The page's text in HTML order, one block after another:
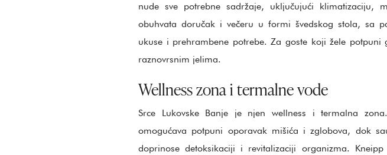
nude sve potrebne sadržaje, uključujući klimatizaciju,
obuhvata doručak i večeru u formi švedskog stola, sa
ukuse i prehrambene potrebe. Za goste koji žele
raznovrsnim jelima.
Wellness zona i termalne vode
Srce Lukovske Banje je njen wellness i termalna
omogućava potpuni oporavak mišića i zglobova, dok
doprinose detoksikaciji i revitalizaciji organizma.